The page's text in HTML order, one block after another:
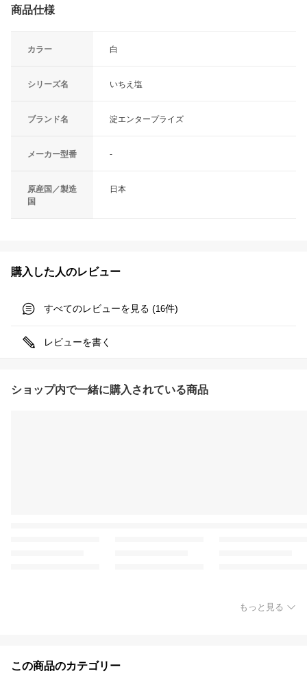
商品仕様
カラー 白
シリーズ名 いちえ塩
ブランド名 淀エンタープライズ
メーカー型番 -
原産国／製造
国
日本
購入した人のレビュー
すべてのレビューを見る (16件)
レビューを書く
ショップ内で一緒に購入されている商品
もっと見る
この商品のカテゴリー